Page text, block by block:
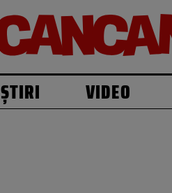
ȘTIRI VIDEO